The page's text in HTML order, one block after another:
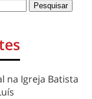
na Igreja Batista